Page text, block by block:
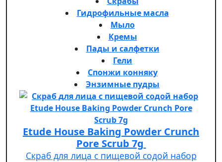
Гидрофильные масла
Мыло
Кремы
Пады и салфетки
Гели
Спонжи конняку
Энзимные пудры
Etude House Baking Powder Crunch
Pore Scrub 7g
Скраб для лица с пищевой содой набор